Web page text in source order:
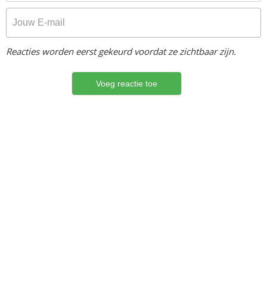
Reacties worden eerst gekeurd voordat ze zichtbaar zijn.